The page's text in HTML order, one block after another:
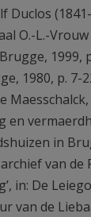
Duclos
O.-L.-
1999,
1980, p. 7-
en
in
archief van
in: De
van de